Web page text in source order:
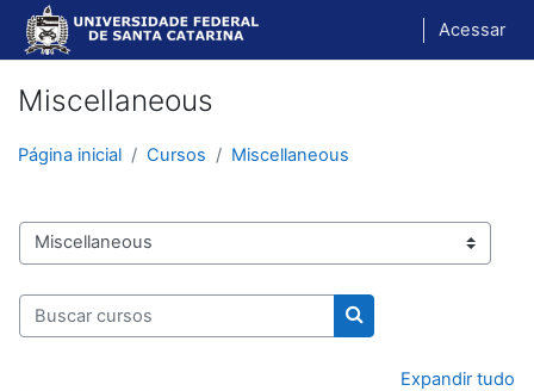
Ir para o conteúdo principal
Acessar
Miscellaneous
Página inicial Cursos Miscellaneous
Categorias de Cursos
Buscar cursos
Buscar cursos
Expandir tudo